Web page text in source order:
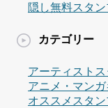
隠し無料スタ
カテゴリー
アーティスト
アニメ・マン
オススメスタン